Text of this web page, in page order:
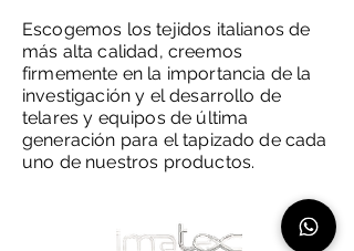
Escogemos los tejidos italianos de
más alta calidad, creemos
firmemente en la importancia de la
investigación y el desarrollo de
telares y equipos de última
generación para el tapizado de cada
uno de nuestros productos.